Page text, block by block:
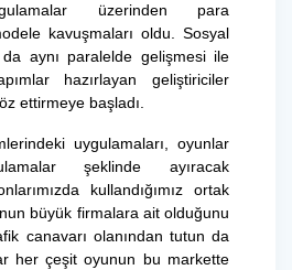
üzerinden para
kavuşmaları oldu. Sosyal
da aynı paralelde gelişmesi ile
hazırlayan geliştiriciler
ettirmeye başladı.
uygulamaları, oyunlar
şeklinde ayıracak
kullandığımız ortak
büyük firmalara ait olduğunu
canavarı olanından tutun da
her çeşit oyunun bu markette